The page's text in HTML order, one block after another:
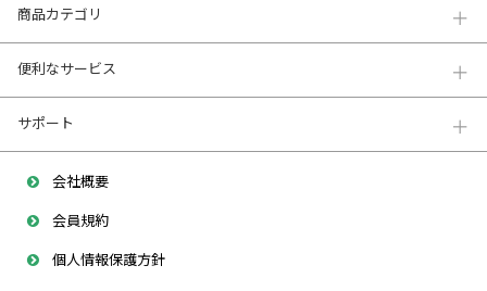
商品カテゴリ
便利なサービス
サポート
会社概要
会員規約
個人情報保護方針